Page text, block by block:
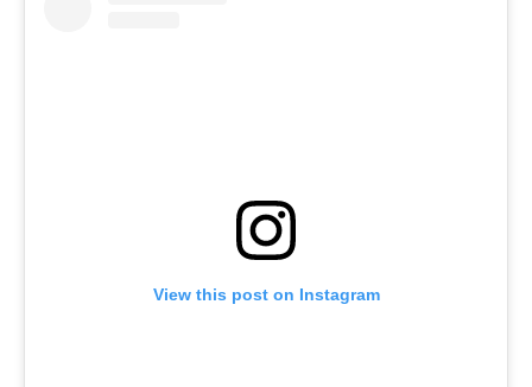
View this post on Instagram